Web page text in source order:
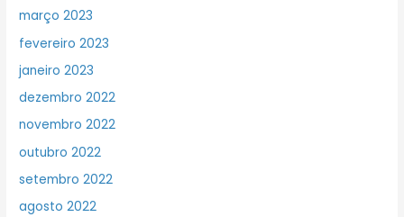
março 2023
fevereiro 2023
janeiro 2023
dezembro 2022
novembro 2022
outubro 2022
setembro 2022
agosto 2022